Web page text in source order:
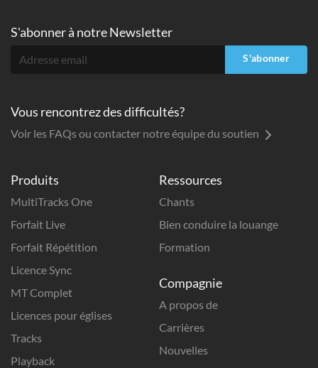
Produits
MultiTracks One
Forfait Live
Forfait Répétition
Licence Sync
MT Complet
Licences pour églises
Tracks
Playback
Ressources
Chants
Bien conduire la louange
Formation
Compagnie
A propos de
Carrières
Nouvelles
S'abonner à notre Newsletter
S'abonner
Vous rencontrez des difficultés?
Voir les FAQs ou contacter notre équipe du soutien